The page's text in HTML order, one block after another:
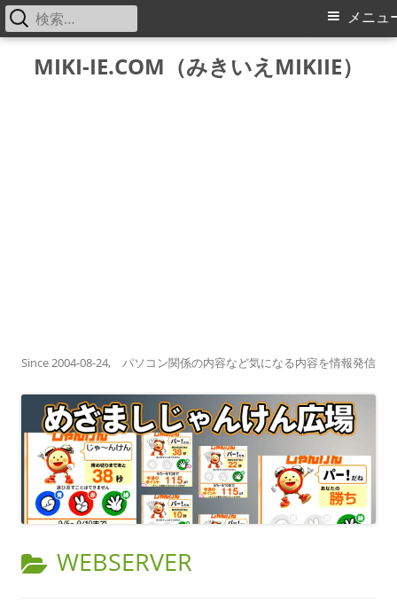
MIKI-IE.COM（みきいえMIKIIE）
Since 2004-08-24, パソコン関係の内容など気になる内容を情報発信
メ
メニュ
検
索:
カ
WEBSERVER